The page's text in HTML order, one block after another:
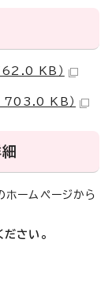
KB）
703.0 KB）
ームページから
さい。